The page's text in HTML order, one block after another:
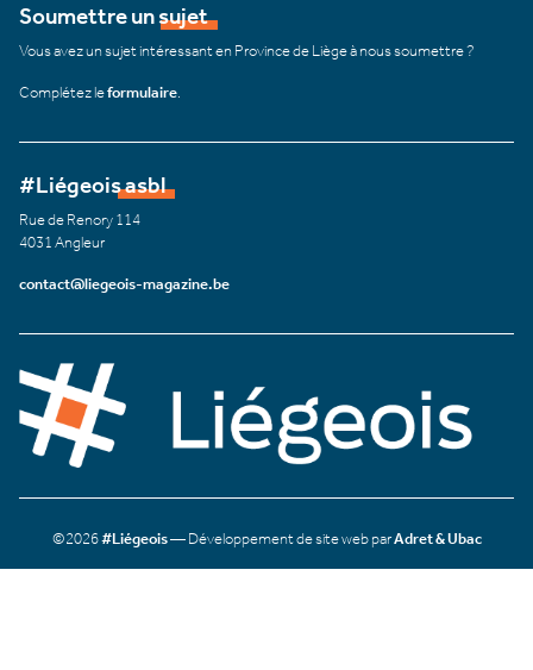
Soumettre un sujet
Vous avez un sujet intéressant en Province de Liège à nous soumettre ?
Complétez leformulaire
#Liégeois asbl
Rue de Renory 114
4031 Angleur
contact@liegeois-magazine.be
©2026#Liégeois— Développement de site web parAdret & Ubac